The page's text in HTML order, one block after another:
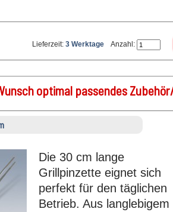
Lieferzeit: 3 Werktage Anzahl:
optimal passendes
Die 30 cm lange
Grillpinzette eignet sich
perfekt für den täglichen
Betrieb. Aus langlebigem